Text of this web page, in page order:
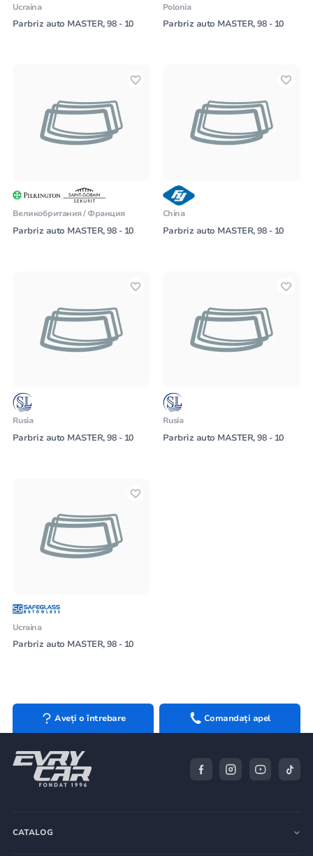
Ucraina
Parbriz auto MASTER, 98 - 10
Polonia
Parbriz auto MASTER, 98 - 10
Великобритания / Франция
Parbriz auto MASTER, 98 - 10
China
Parbriz auto MASTER, 98 - 10
Rusia
Parbriz auto MASTER, 98 - 10
Rusia
Parbriz auto MASTER, 98 - 10
Ucraina
Parbriz auto MASTER, 98 - 10
Aveți o întrebare Comandați apel
CATALOG